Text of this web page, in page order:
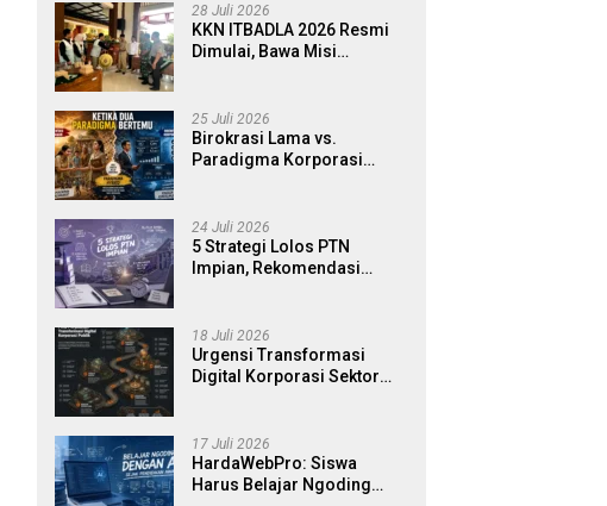
28 Juli 2026
KKN ITBADLA 2026 Resmi
Dimulai, Bawa Misi
Empowerment
25 Juli 2026
Birokrasi Lama vs.
Paradigma Korporasi
24 Juli 2026
5 Strategi Lolos PTN
Impian, Rekomendasi
18 Juli 2026
Urgensi Transformasi
Digital Korporasi Sektor
17 Juli 2026
HardaWebPro: Siswa
Harus Belajar Ngoding